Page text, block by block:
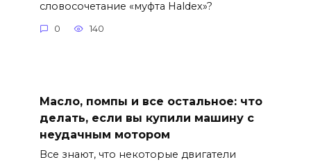
словосочетание «муфта Haldex»?
0 140
Масло, помпы и все остальное: что
делать, если вы купили машину с
неудачным мотором
Все знают, что некоторые двигатели